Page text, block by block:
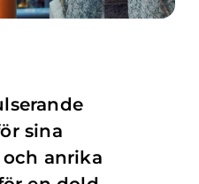
sina
anrika